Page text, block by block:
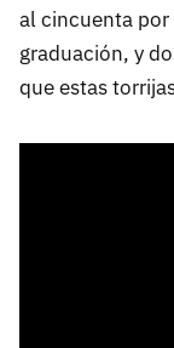
al cincuenta
graduación, y
que estas